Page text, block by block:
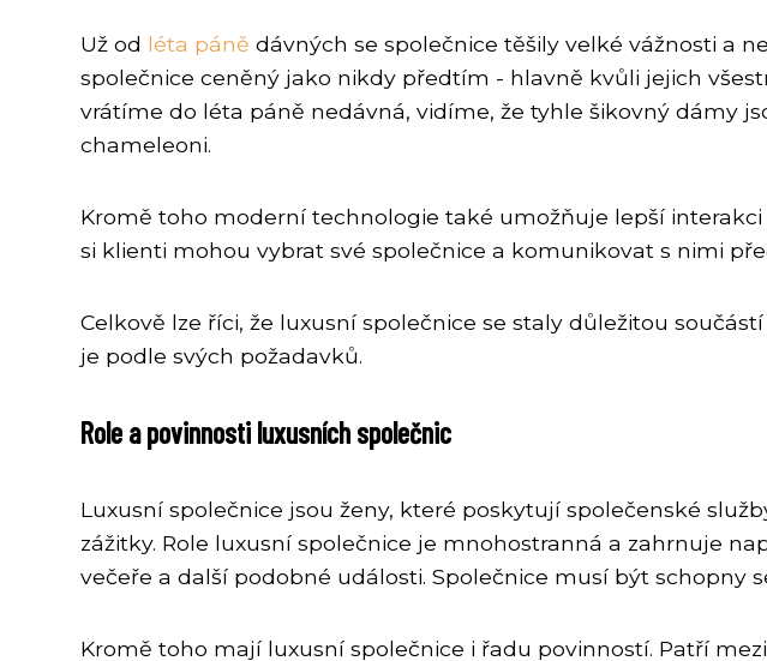
Už od léta páně dávných se společnice těšily velké vážnosti a
společnice ceněný jako nikdy předtím - hlavně kvůli jejich
vrátíme do léta páně nedávná, vidíme, že tyhle šikovný dámy
chameleoni.
Kromě toho moderní technologie také umožňuje lepší
si klienti mohou vybrat své společnice a komunikovat s nimi
Celkově lze říci, že luxusní společnice se staly důležitou
je podle svých požadavků.
Role a povinnosti luxusních společnic
Luxusní společnice jsou ženy, které poskytují společenské
zážitky. Role luxusní společnice je mnohostranná a zahrnuje
večeře a další podobné události. Společnice musí být
Kromě toho mají luxusní společnice i řadu povinností. Patří